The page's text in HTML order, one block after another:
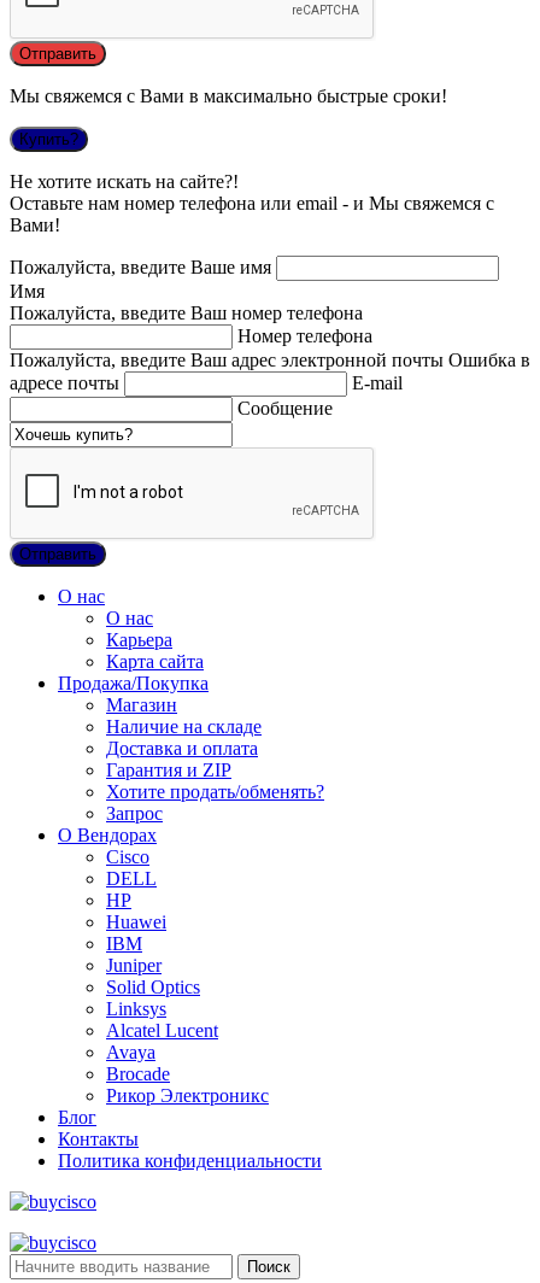
Мы свяжемся с Вами в максимально быстрые сроки!
Купить?
Не хотите искать на сайте?!
Оставьте нам номер телефона или email - и Мы свяжемся с
Вами!
Пожалуйста, введите Ваше имя
Имя
Пожалуйста, введите Ваш номер телефона
Номер телефона
Пожалуйста, введите Ваш адрес электронной почты Ошибка в
адресе почты
E-mail
Сообщение
О нас
О нас
Карьера
Карта сайта
Продажа/Покупка
Магазин
Наличие на складе
Доставка и оплата
Гарантия и ZIP
Хотите продать/обменять?
Запрос
О Вендорах
Cisco
DELL
HP
Huawei
IBM
Juniper
Solid Optics
Linksys
Alcatel Lucent
Avaya
Brocade
Рикор Электроникс
Блог
Контакты
Политика конфиденциальности
Поиск